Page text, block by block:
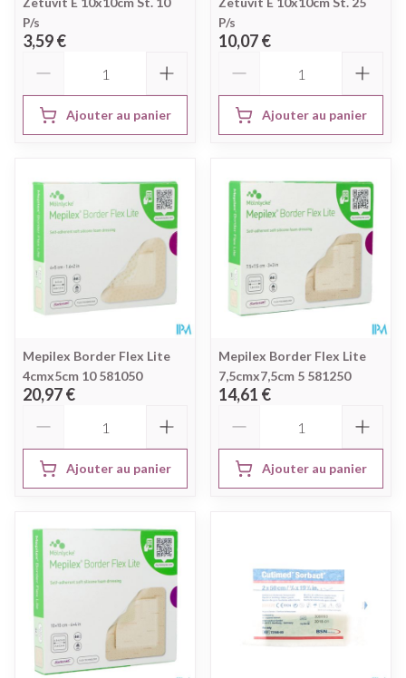
P/s
3,59 €
Ajouter au panier
P/s
10,07 €
Ajouter au panier
Mepilex Border Flex Lite
4cmx5cm 10 581050
20,97 €
Ajouter au panier
Mepilex Border Flex Lite
7,5cmx7,5cm 5 581250
14,61 €
Ajouter au panier